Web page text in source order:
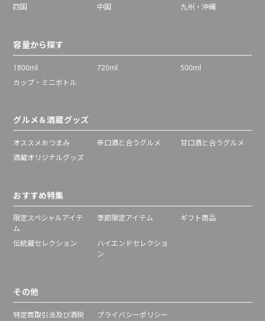
四国
中国 九州・沖縄
容量から探す
1800ml 720ml
500ml
カップ・ミニボトル
グルメ＆酒蔵グッズ
オススメおつまみ 辛口酒と合うグルメ
甘口酒と合うグルメ
酒蔵オリジナルグッズ
おすすめ特集
限定スペシャルアイテ
ム
季節限定アイテム ギフト商品
伝統蔵セレクション
ハイエンドセレクショ
ン
その他
特定商取引法及び酒税
プライバシーポリシー